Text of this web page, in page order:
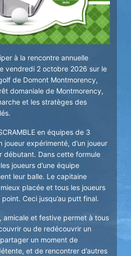
à la rencontre annuelle
vendredi 2 octobre 2026 sur le
de Domont Montmorency,
domaniale de Montmorency,
et les stratèges des
en équipes de 3
joueur expérimenté, d’un joueur
débutant. Dans cette formule
joueurs d’une équipe
leur balle. Le capitaine
placée et tous les joueurs
Ceci jusqu’au putt final.
amicale et festive permet à tous
ou de redécouvrir un
un moment de
et de rencontrer d’autres